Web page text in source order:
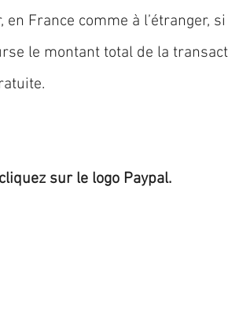
en France comme à l’étranger,
le montant total de la
sur le logo Paypal.